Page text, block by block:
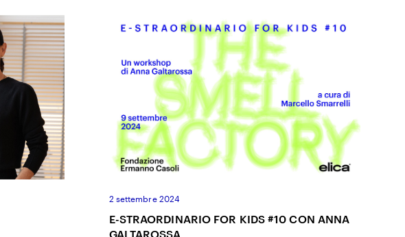
2 settembre 2024
E-STRAORDINARIO FOR KIDS #10 CON ANNA
GALTAROSSA